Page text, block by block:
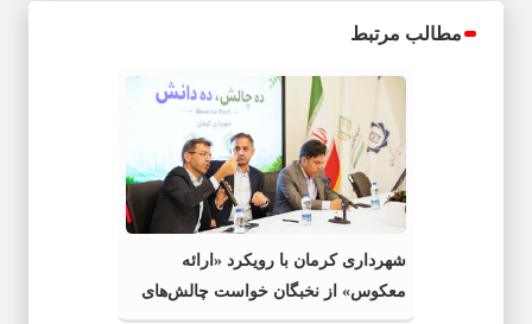
مطالب مرتبط
شهرداری کرمان با رویکرد «ارائه
معکوس» از نخبگان خواست چالش‌های